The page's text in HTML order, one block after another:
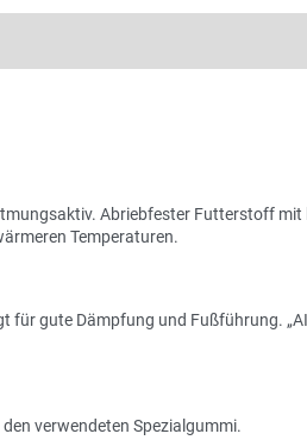
Abriebfester Futterstoff
Temperaturen.
gute Dämpfung und Fußführung.
verwendeten Spezialgummi.